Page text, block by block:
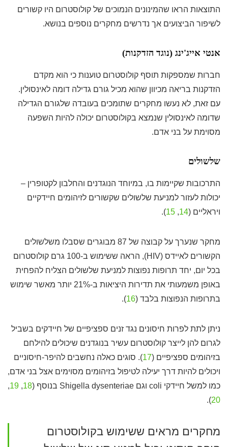
התוצאות הראו שהמינונים הנמוכים של קולוסטרום היו קשורים
לשיפור הביצועים אך נדרשים מחקרים נוספים בנושא.
אנטי אייג'ינג (נוגד הזדקנות)
חברות שמספקות תוסף קולוסטרום טוענות כי הוא מקדם
הזדקנות בריאה מכיוון שהוא מכיל גורם גדילה דומה לאינסולין.
עם זאת, לא נעשו מחקרים שתומכים בעובדה שלגורם הגדילה
שדומה לאינסולין שנמצא בקולוסטרום יכולה להיות השפעה
מסוימת על בני אדם.
שלשולים
התרכובות שקיימות בו, במיוחד הנוגדנים והחלבון לקטופרין –
יכולות לעזור למניעת שלשולים שקשורים לזיהומים חיידקיים
ויראליים (14
,
15
).
מחקר שנערך על קבוצה של 87 מבוגרים שסבלו משלשולים
הקשורים לאיידס (HIV), הראה ששימוש ב-100 גרם קולוסטרום
בכל יום, יחד תרופות נפוצות למניעת שלשולים הצליח להפחית
באופן משמעותי את תדירות היציאות ב-21% יותר מאשר שימוש
בתרופות הנפוצות בלבד (16
).
ניתן לתת לפרות חיסונים נגד זנים ספציפיים של חיידקים בשביל
לגרום להן לייצר קולוסטרום עשיר בנוגדנים שיכולים להילחם
בזיהומים ספציפיים (17). סוגים כאלה נחשבים להיפר-חיסוניים
ויכולים להיות דרך יעילה לטיפול בזיהומים מסוימים אצל בני אדם,
כמו למשל חיידקי coli וגם Shigella dysenteriae בנוסף (
18
,
19
,
20
).
מחקרים מראים ששימוש בקולוסטרום